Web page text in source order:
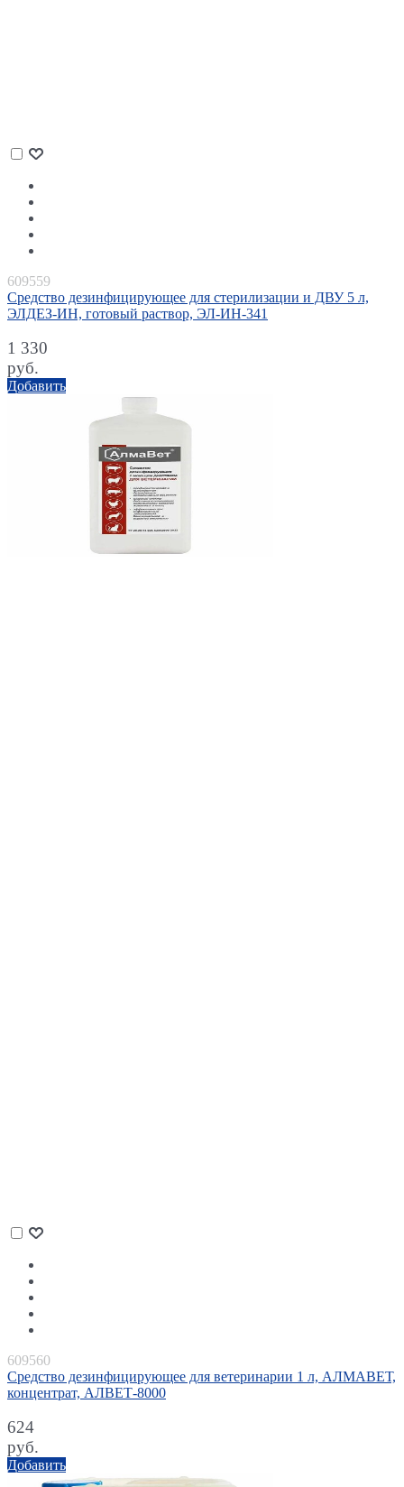
609559
Средство дезинфицирующее для стерилизации и ДВУ 5 л,
ЭЛДЕЗ-ИН, готовый раствор, ЭЛ-ИН-341
1 330
руб.
Добавить
609560
Средство дезинфицирующее для ветеринарии 1 л, АЛМАВЕТ,
концентрат, АЛВЕТ-8000
624
руб.
Добавить